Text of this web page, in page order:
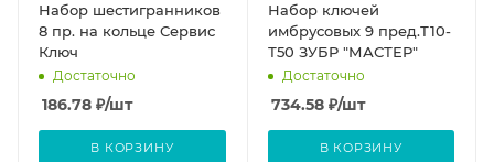
Набор шестигранников
8 пр. на кольце Сервис
Ключ
Достаточно
186.78 ₽/шт
В КОРЗИНУ
Набор ключей
имбрусовых 9 пред.Т10-
Т50 ЗУБР "МАСТЕР"
Достаточно
734.58₽/шт
В КОРЗИНУ